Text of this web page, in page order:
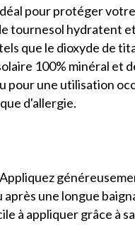
pour protéger
tournesol hydratent
que le dioxyde de
100% minéral et
pour une utilisation
d'allergie.
une longue
à appliquer grâce à